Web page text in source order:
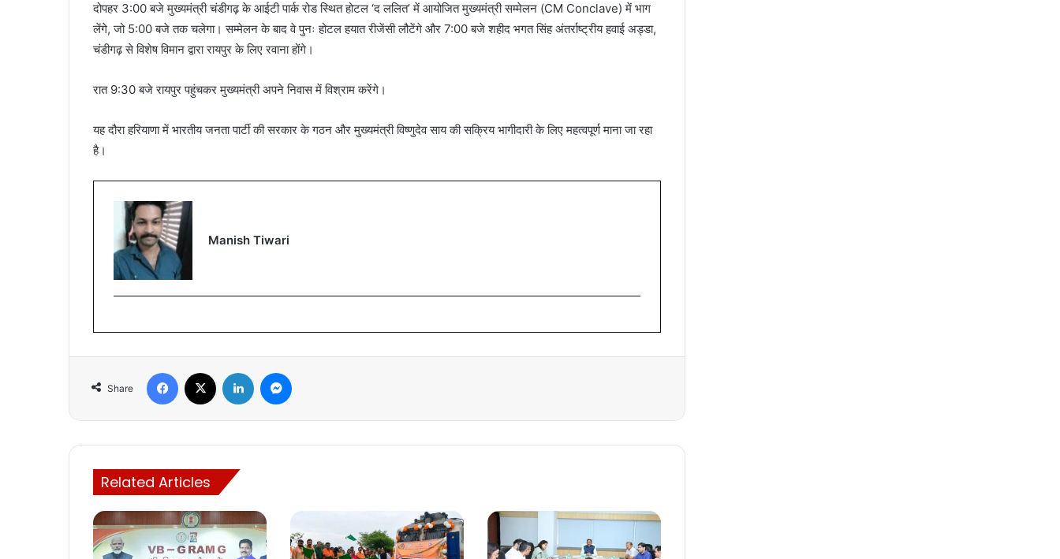
दोपहर 3:00 बजे मुख्यमंत्री चंडीगढ़ के आईटी पार्क रोड स्थित होटल ‘द ललित’ में आयोजित मुख्यमंत्री सम्मेलन (CM Conclave) में भाग
लेंगे, जो 5:00 बजे तक चलेगा। सम्मेलन के बाद वे पुनः होटल हयात रीजेंसी लौटेंगे और 7:00 बजे शहीद भगत सिंह अंतर्राष्ट्रीय हवाई अड्डा,
चंडीगढ़ से विशेष विमान द्वारा रायपुर के लिए रवाना होंगे।
रात 9:30 बजे रायपुर पहुंचकर मुख्यमंत्री अपने निवास में विश्राम करेंगे।
यह दौरा हरियाणा में भारतीय जनता पार्टी की सरकार के गठन और मुख्यमंत्री विष्णुदेव साय की सक्रिय भागीदारी के लिए महत्वपूर्ण माना जा रहा
है।
Manish Tiwari
Share
Facebook LinkedIn
Related Articles